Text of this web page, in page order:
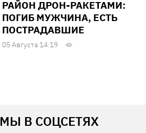
РАЙОН ДРОН-РАКЕТАМИ:
ПОГИБ МУЖЧИНА, ЕСТЬ
ПОСТРАДАВШИЕ
05 Августа 14:19
МЫ В СОЦСЕТЯХ